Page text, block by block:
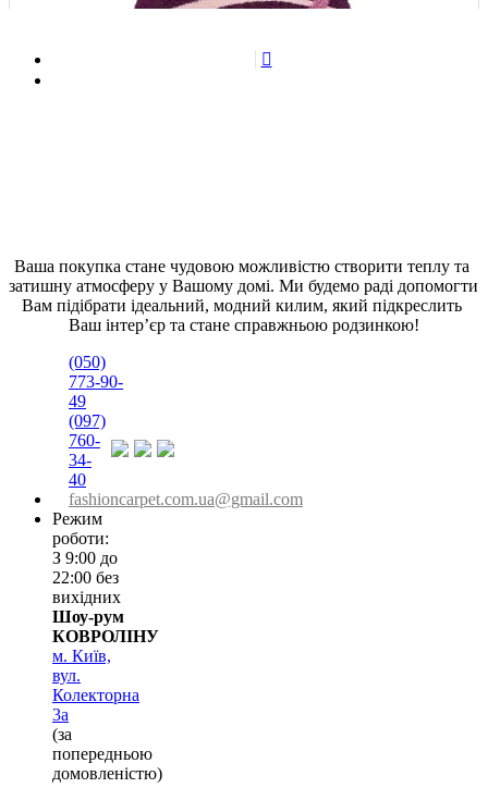
від314,00 грн
Оберіть опції
Quick View
Ваша покупка стане чудовою можливістю створити теплу та
затишну атмосферу у Вашому домі. Ми будемо раді допомогти
Вам підібрати ідеальний, модний килим, який підкреслить
Ваш інтер’єр та стане справжньою родзинкою!
(050)
773-90-
49
(097)
760-
34-
40
fashioncarpet.com.ua@gmail.com
Режим
роботи:
З 9:00 до
22:00 без
вихідних
Шоу-рум
КОВРОЛІНУ
м. Київ,
вул.
Колекторна
3а
(за
попередньою
домовленістю)